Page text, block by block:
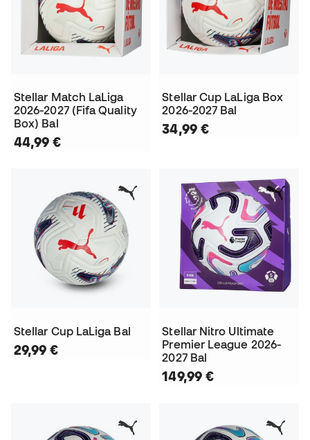
Stellar Match LaLiga
2026-2027 (Fifa Quality
Box) Bal
44,99 €
Stellar Cup LaLiga Box
2026-2027 Bal
34,99 €
Stellar Cup LaLiga Bal
29,99 €
Stellar Nitro Ultimate
Premier League 2026-
2027 Bal
149,99 €